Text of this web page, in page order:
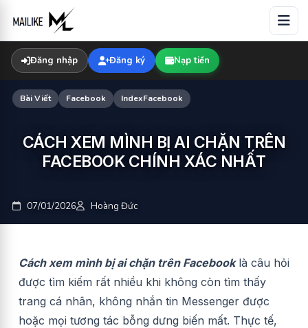
content
Đăng nhập Đăng ký Nạp tiền
Bài Viết Facebook IndexFacebook
CÁCH XEM MÌNH BỊ AI CHẶN TRÊN
FACEBOOK CHÍNH XÁC NHẤT
07/01/2026 Hoàng Đức
Cách xem mình bị ai chặn trên Facebooklà câu hỏi
được tìm kiếm rất nhiều khi không còn tìm thấy
trang cá nhân, không nhắn tin Messenger được
hoặc mọi tương tác bỗng dưng biến mất. Thực tế,